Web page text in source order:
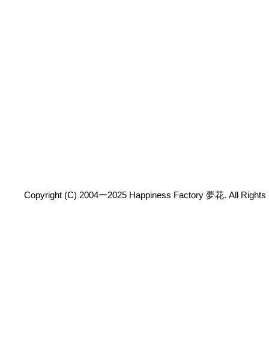
Copyright (C) 2004ー2025 Happiness Factory 夢花. All Rights